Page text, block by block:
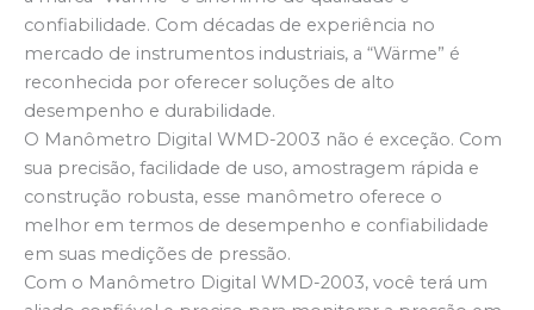
confiabilidade. Com décadas de experiência no
mercado de instrumentos industriais, a “Wärme” é
reconhecida por oferecer soluções de alto
desempenho e durabilidade.
O Manômetro Digital WMD-2003 não é exceção. Com
sua precisão, facilidade de uso, amostragem rápida e
construção robusta, esse manômetro oferece o
melhor em termos de desempenho e confiabilidade
em suas medições de pressão.
Com o Manômetro Digital WMD-2003, você terá um